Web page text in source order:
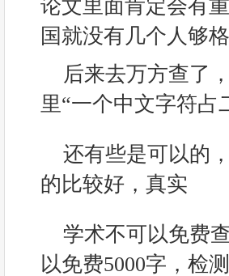
论文里面肯定会有
国就没有几个人够格
后来去万方查了
里“一个中文字符占
还有些是可以的
的比较好，真实
学术不可以免费
以免费5000字，检